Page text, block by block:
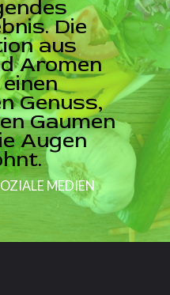
Die
aus
Aromen
Genuss,
Gaumen
Augen
MEDIEN